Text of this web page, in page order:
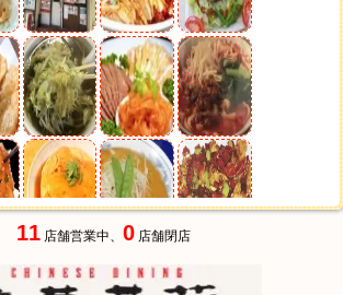
11店舗営業中、 0店舗閉店